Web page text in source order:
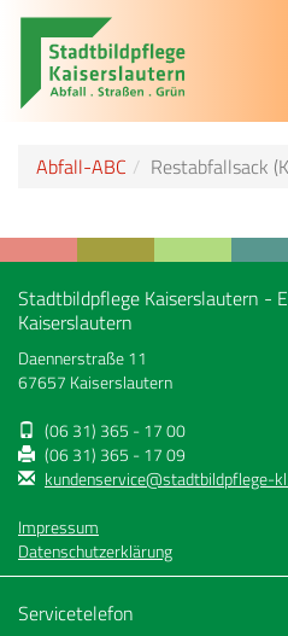
Abfall-ABC Restabfallsack
Stadtbildpflege Kaiserslautern -
Kaiserslautern
Daennerstraße 11
67657 Kaiserslautern
(06 31) 365 - 17 00
(06 31) 365 - 17 09
kundenservice@stadtbildpflege-
Impressum
Datenschutzerklärung
Servicetelefon